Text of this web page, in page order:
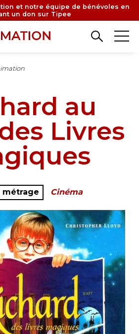
et notre équipe de bénévoles en
un don sur Tipee
au
Livres
métrage Cinéma